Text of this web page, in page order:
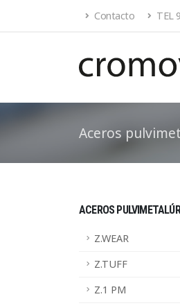
Contacto TEL
Aceros
ACEROS
Z.WEAR
Z.TUFF
Z.1 PM